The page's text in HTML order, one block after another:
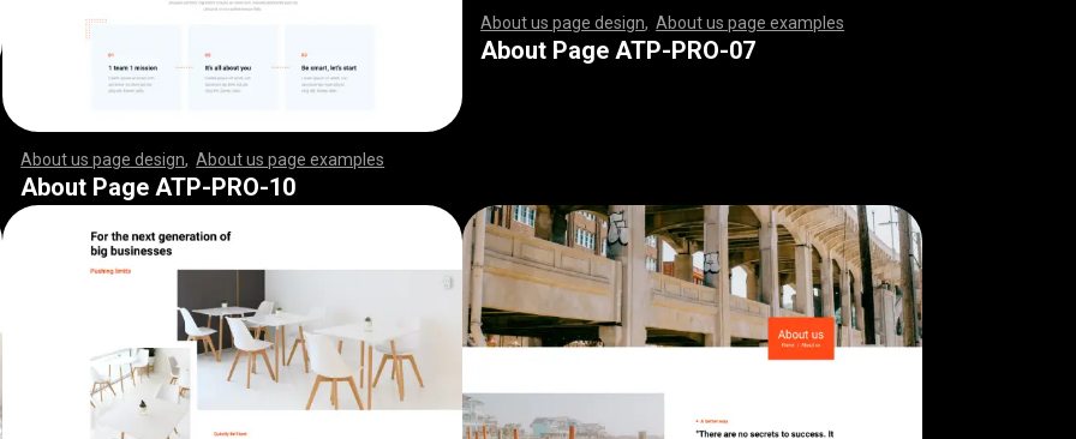
About us page design ,About us page examples
,,,,,,,,,,,,,,,,,,,,,,,, ,,,,,,,,,,,,,,,,,,,,,,,,,,,
,,,,,,,,,,,,,,,,,,,,,,,, ,,,,,,,,,,,,,,,,,,,,,,,,,,,
,,,,,,,,,,,,,,,,,,,,,,,, ,,,,,,,,,,,,,,,,,,,,,,,,,,,
,,,,,,,,,,,,,,,,,,,,,,,, ,,,,,,,,,,,,,,,,,,,,,,,,,,,
,,,,,,,,,,,,,,,,,,,,,,,, ,,,,,,,,,,,,,,,,,,,,,,,,,,,
,,,,,,,,,,,,,,,,,,,,,,,, ,,,,,,,,,,,,,,,,,,,,,,,,,,,
,,,,,,,,,,,,,,,,,,,,,,,, ,,,,,,,,,,,,,,,,,,,,,,,,,,,
,,,,,,,,,,,,,,,,,,,,,,,, ,,,,,,,,,,,,,,,,,,,,,,,,,,,
,,
About Page ATP-PRO-10
About us page design ,About us page examples
,,,,,,,,,,,,,,,,,,,,,,,, ,,,,,,,,,,,,,,,,,,,,,,,,,,,
,,,,,,,,,,,,,,,,,,,,,,,, ,,,,,,,,,,,,,,,,,,,,,,,,,,,
,,,,,,,,,,,,,,,,,,,,,,,, ,,,,,,,,,,,,,,,,,,,,,,,,,,,
,,,,,,,,,,,,,,,,,,,,,,,, ,,,,,,,,,,,,,,,,,,,,,,,,,,,
,,,,,,,,,,,,,,,,,,,,,,,, ,,,,,,,,,,,,,,,,,,,,,,,,,,,
,,,,,,,,,,,,,,,,,,,,,,,, ,,,,,,,,,,,,,,,,,,,,,,,,,,,
,,,,,,,,,,,,,,,,,,,,,,,, ,,,,,,,,,,,,,,,,,,,,,,,,,,,
,,,,,,,,,,,,,,,,,,,,,,,, ,,,,,,,,,,,,,,,,,,,,,,,,,,,
,,
About Page ATP-PRO-07